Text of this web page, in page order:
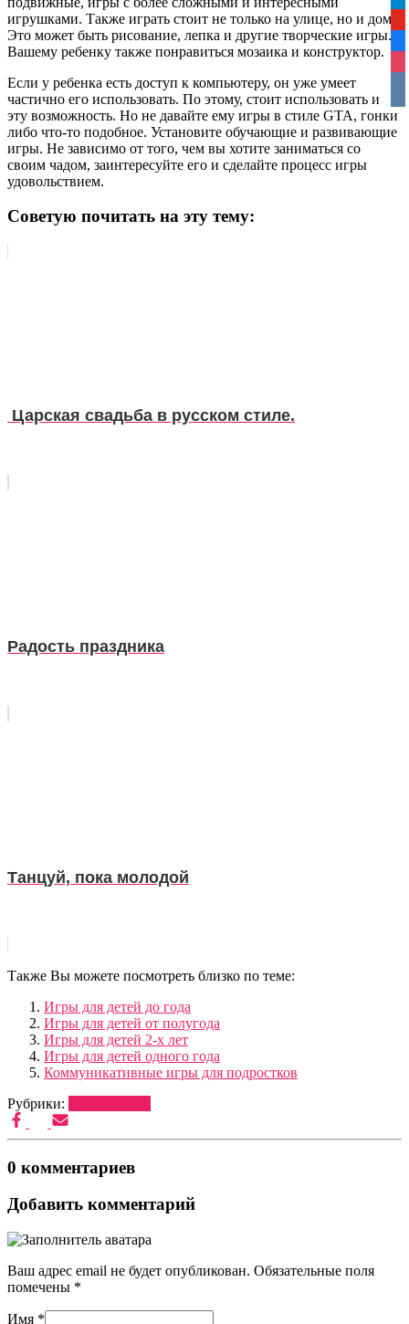
игрушками. Также играть стоит не только на улице, но и дома.
Это может быть рисование, лепка и другие творческие игры.
Вашему ребенку также понравиться мозаика и конструктор.
Если у ребенка есть доступ к компьютеру, он уже умеет
частично его использовать. По этому, стоит использовать и
эту возможность. Но не давайте ему игры в стиле GTA, гонки
либо что-то подобное. Установите обучающие и развивающие
игры. Не зависимо от того, чем вы хотите заниматься со
своим чадом, заинтересуйте его и сделайте процесс игры
удовольствием.
Советую почитать на эту тему:
Царская свадьба в русском стиле.
Радость праздника
Танцуй, пока молодой
Также Вы можете посмотреть близко по теме:
Игры для детей до года
Игры для детей от полугода
Игры для детей 2-х лет
Игры для детей одного года
Коммуникативные игры для подростков
Рубрики:
0 комментариев
Добавить комментарий
Ваш адрес email не будет опубликован. Обязательные поля
помечены *
Имя *